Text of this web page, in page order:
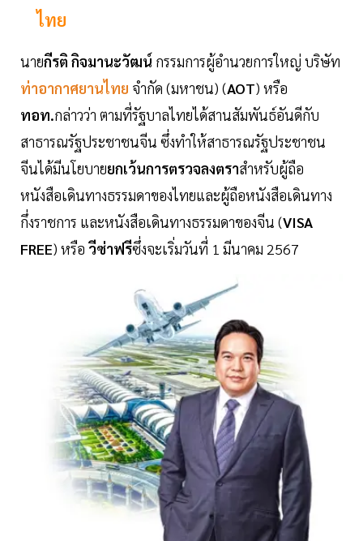
ไทย
นายกีรติ กิจมานะวัฒน์ กรรมการผู้อำนวยการใหญ่ บริษัท
ท่าอากาศยานไทย จำกัด (มหาชน) (AOT) หรือ
ทอท.กล่าวว่า ตามที่รัฐบาลไทยได้สานสัมพันธ์อันดีกับ
สาธารณรัฐประชาชนจีน ซึ่งทำให้สาธารณรัฐประชาชน
จีนได้มีนโยบายยกเว้นการตรวจลงตราสำหรับผู้ถือ
หนังสือเดินทางธรรมดาของไทยและผู้ถือหนังสือเดินทาง
กึ่งราชการ และหนังสือเดินทางธรรมดาของจีน (VISA
FREE) หรือ วีซ่าฟรีซึ่งจะเริ่มวันที่ 1 มีนาคม 2567